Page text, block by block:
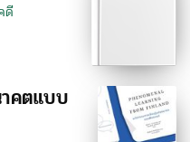
ดี
คตแบบ